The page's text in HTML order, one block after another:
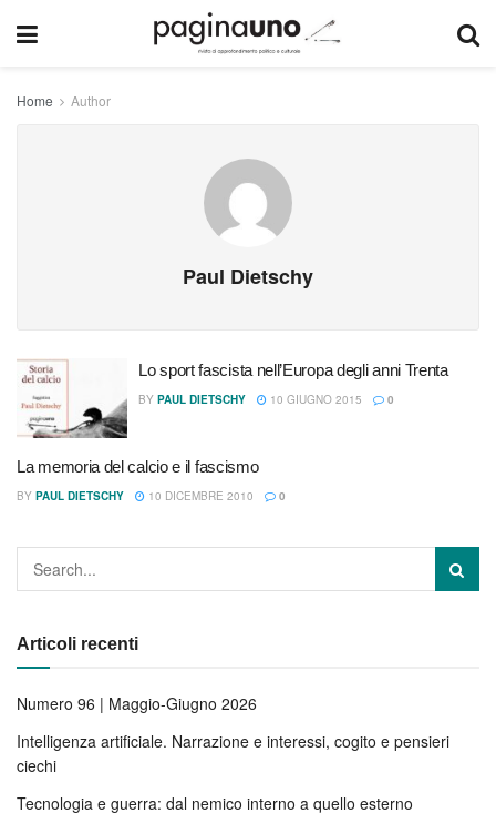
Home Author
Paul Dietschy
Lo sport fascista nell’Europa degli anni Trenta
BY PAUL DIETSCHY 10 GIUGNO 2015 0
La memoria del calcio e il fascismo
BY PAUL DIETSCHY 10 DICEMBRE 2010 0
Articoli recenti
Numero 96 | Maggio-Giugno 2026
Intelligenza artificiale. Narrazione e interessi, cogito e pensieri
ciechi
Tecnologia e guerra: dal nemico interno a quello esterno